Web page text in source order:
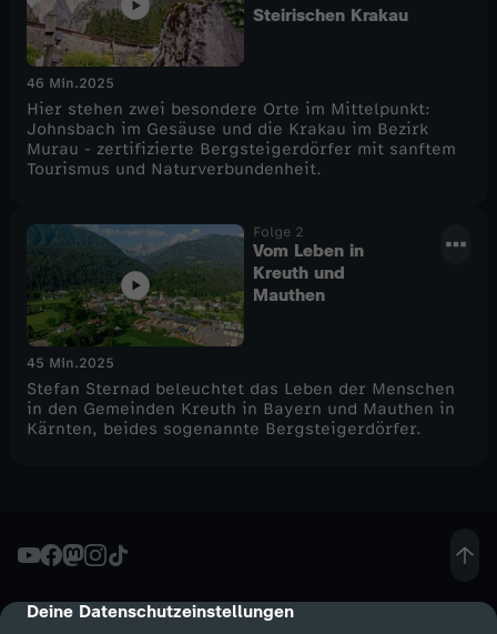
cmp-dialog-description
Deine Datenschutzeinstellungen
r
f
e
r
Steirischen Krakau
46 Min.2025
Hier stehen zwei besondere Orte im Mittelpunkt:
Johnsbach im Gesäuse und die Krakau im Bezirk
Murau - zertifizierte Bergsteigerdörfer mit sanftem
Tourismus und Naturverbundenheit.
Folge 2
Vom Leben in
Kreuth und
Mauthen
45 Min.2025
Stefan Sternad beleuchtet das Leben der Menschen
in den Gemeinden Kreuth in Bayern und Mauthen in
Kärnten, beides sogenannte Bergsteigerdörfer.